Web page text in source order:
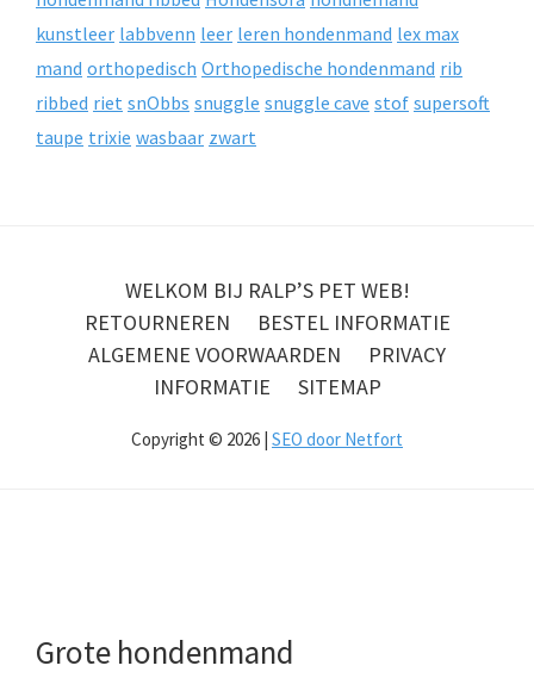
kunstleer labbvenn leer leren hondenmand lex max
mand orthopedisch Orthopedische hondenmand rib
ribbed riet snObbs snuggle snuggle cave stof supersoft
taupe trixie wasbaar zwart
WELKOM BIJ RALP’S PET WEB!
RETOURNEREN
BESTEL INFORMATIE
ALGEMENE VOORWAARDEN
PRIVACY
INFORMATIE
SITEMAP
Copyright © 2026 | SEO door Netfort
Grote hondenmand